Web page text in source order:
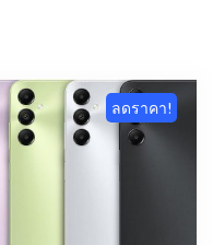
The
options
may
ลดราคา!